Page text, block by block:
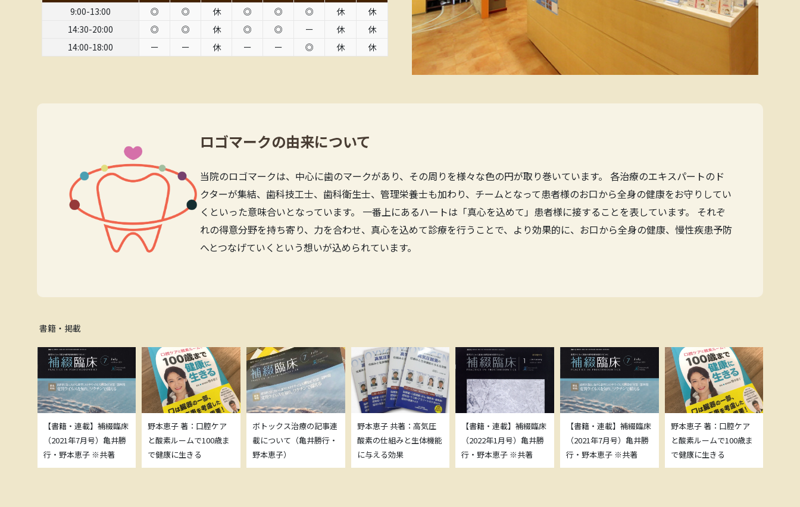
9:00-13:00
◎ ◎ 休 ◎ ◎ ◎ 休
休
14:30-20:00
◎ ◎ 休 ◎ ◎ ー 休
休
14:00-18:00
ー ー 休 ー ー ◎ 休 休
ロゴマークの由来について
当院のロゴマークは、中心に歯のマークがあり、その周りを様々な色の円が取り巻いています。 各治療のエキスパートのド
クターが集結、歯科技工士、歯科衛生士、管理栄養士も加わり、チームとなって患者様のお口から全身の健康をお守りしてい
くといった意味合いとなっています。 一番上にあるハートは「真心を込めて」患者様に接することを表しています。 それぞ
れの得意分野を持ち寄り、力を合わせ、真心を込めて診療を行うことで、より効果的に、お口から全身の健康、慢性疾患予防
へとつなげていくという想いが込められています。
書籍・掲載
【書籍・連載】補綴臨床
（2021年7月号）亀井勝
行・野本恵子 ※共著
野本恵子 著：口腔ケア
と酸素ルームで100歳ま
で健康に生きる
ボトックス治療の記事連
載について（亀井勝行・
野本恵子）
野本恵子 共著：高気圧
酸素の仕組みと生体機能
に与える効果
【書籍・連載】補綴臨床
（2022年1月号）亀井勝
行・野本恵子 ※共著
【書籍・連載】補綴臨床
（2021年7月号）亀井勝
行・野本恵子 ※共著
野本恵子 著：口腔ケア
と酸素ルームで100歳ま
で健康に生きる